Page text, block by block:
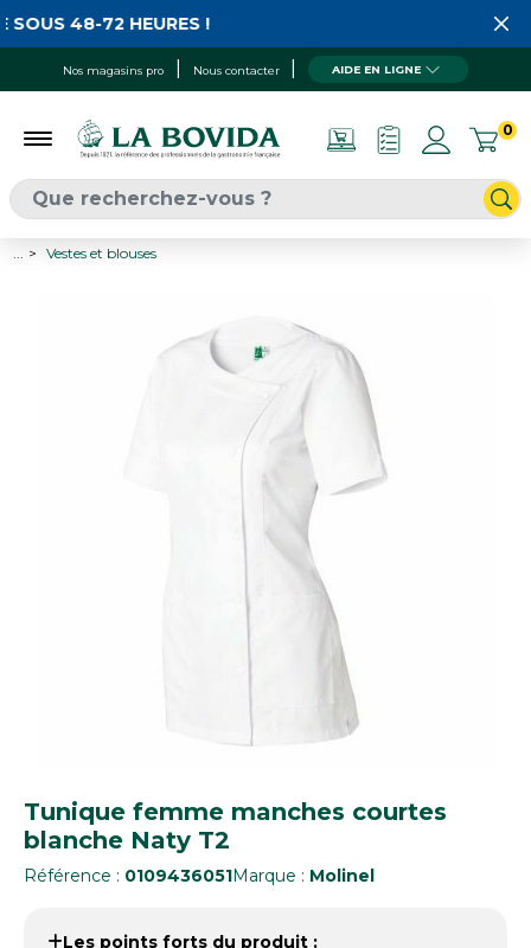
Nos magasins pro Nous contacter AIDE EN LIGNE
0
48-72 HEURES !
Vestes et blouses
Tunique femme manches courtes
blanche Naty T2
Référence : 0109436051Marque : Molinel
Les points forts du produit :